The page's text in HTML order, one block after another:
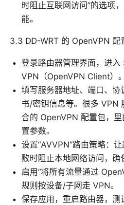
时阻止互联网访问”的选项
能。
3.3 DD-WRT 的 OpenVPN 配
登录路由器管理界面，进
VPN（OpenVPN Client）。
填写服务器地址、端口、协
书/密钥信息等。很多 VPN
合的 OpenVPN 配置包，
置参数。
设置“AVVPN”路由策略：
败时阻止本地网络访问，确
启用“将所有流量通过
规则按设备/子网走 VPN。
保存应用，重启路由器，